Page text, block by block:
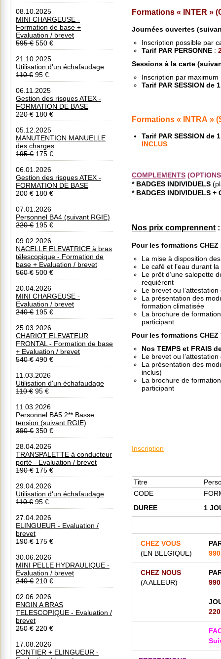
08.10.2025
MINI CHARGEUSE -
Formation de base +
Evaluation / brevet
595 € 550 €
21.10.2025
Utilisation d'un échafaudage
110 € 95 €
06.11.2025
Gestion des risques ATEX -
FORMATION DE BASE
220 € 180 €
05.12.2025
MANUTENTION MANUELLE
des charges
195 € 175 €
06.01.2026
Gestion des risques ATEX -
FORMATION DE BASE
200 € 180 €
07.01.2026
Personnel BA4 (suivant RGIE)
220 € 195 €
09.02.2026
NACELLE ELEVATRICE à bras
télescopique - Formation de
base + Evaluation / brevet
560 € 500 €
20.04.2026
MINI CHARGEUSE -
Evaluation / brevet
240 € 195 €
25.03.2026
CHARIOT ELEVATEUR
FRONTAL - Formation de base
+ Evaluation / brevet
540 € 490 €
11.03.2026
Utilisation d'un échafaudage
110 € 95 €
11.03.2026
Personnel BA5 2** Basse
tension (suivant RGIE)
390 € 350 €
28.04.2026
TRANSPALETTE à conducteur
porté - Evaluation / brevet
190 € 175 €
29.04.2026
Utilisation d'un échafaudage
110 € 95 €
27.04.2026
ELINGUEUR - Evaluation /
brevet
190 € 175 €
30.06.2026
MINI PELLE HYDRAULIQUE -
Evaluation / brevet
240 € 210 €
02.06.2026
ENGIN A BRAS
TELESCOPIQUE - Evaluation /
brevet
250 € 220 €
17.08.2026
PONTIER + ELINGUEUR -
Formations « INTER »
Journées ouvertes
Inscription possible par
Tarif PAR PERSONNE :
Sessions à la carte
Inscription par
Tarif PAR SESSION de
Formations « INTRA »
Tarif PAR SESSION de
INCLUS
COMPLEMENTS
* BADGES INDIVIDUELS
* BADGES INDIVIDUELS +
Nos prix comprennent :
Pour les formations CHEZ
La mise à disposition
Le café et l’eau durant
Le prêt d’une salopette
requièrent
Le brevet ou
La présentation des
formation climatisée
La brochure de
participant
Pour les formations CHEZ
Nos TEMPS et FRAIS
Le brevet ou
La présentation des
inclus)
La brochure de
participant
Inscription
Titre
CODE
DUREE
1
CHEZ VOUS
(EN BELGIQUE)
CHEZ NOUS
(A ALLEUR)